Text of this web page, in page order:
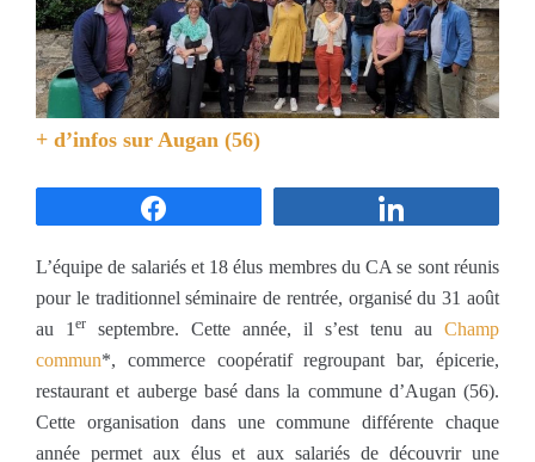
+ d’infos sur Augan (56)
L’équipe de salariés et 18 élus membres du CA se sont réunis
pour le traditionnel séminaire de rentrée, organisé du 31 août
au 1 er septembre. Cette année, il s’est tenu au Champ
commun*, commerce coopératif regroupant bar, épicerie,
restaurant et auberge basé dans la commune d’Augan (56).
Cette organisation dans une commune différente chaque
année permet aux élus et aux salariés de découvrir une